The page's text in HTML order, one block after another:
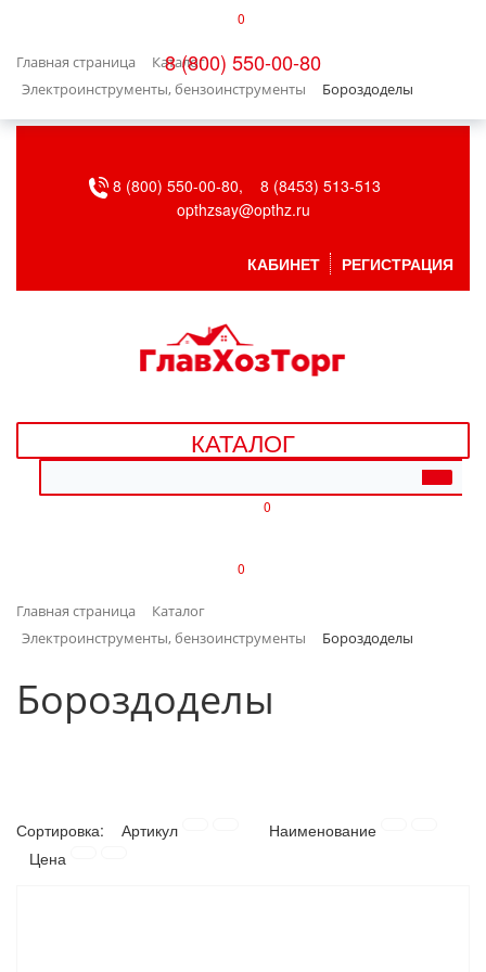
0
8 (800) 550-00-80
Главная страница
Каталог
Электроинструменты, бензоинструменты
Бороздоделы
БЫТОВАЯ ТЕХНИКА
ВЕНТИЛЯЦИЯ
ДАЧА, САД И ОГОРОД
ДЕТСКИЕ ТОВАРЫ
ИНТЕРЬЕР
ЛАКОКРАСОЧНЫЕ МАТЕРИАЛЫ
8 (800) 550-00-80,
8 (8453) 513-513
opthzsay@opthz.ru
КАБИНЕТ РЕГИСТРАЦИЯ
КАТАЛОГ
0
0
Главная страница
Каталог
Электроинструменты, бензоинструменты
Бороздоделы
Бороздоделы
Сортировка: Артикул
Наименование
Цена